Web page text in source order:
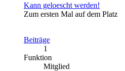
Kann geloescht werden!
Zum ersten Mal auf dem Platz
Beiträge
1
Funktion
Mitglied